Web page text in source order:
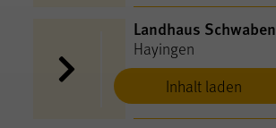
Inhalt laden
Landhaus Schwaben
Hayingen